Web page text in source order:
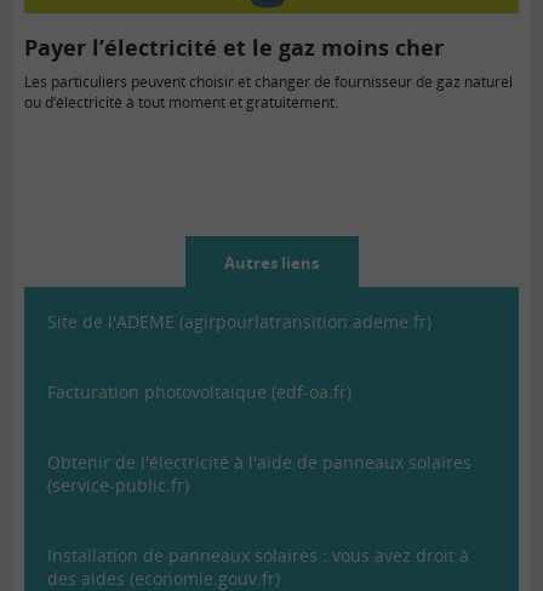
Payer l’électricité et le gaz moins cher
Les particuliers peuvent choisir et changer de fournisseur de gaz naturel
ou d’électricité à tout moment et gratuitement.
Autres liens
Site de l'ADEME (agirpourlatransition.ademe.fr)
Facturation photovoltaïque (edf-oa.fr)
Obtenir de l'électricité à l'aide de panneaux solaires
(service-public.fr)
Installation de panneaux solaires : vous avez droit à
des aides (economie.gouv.fr)